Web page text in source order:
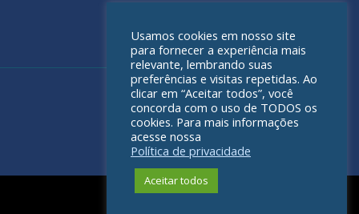
Usamos cookies em nosso site
para fornecer a experiência mais
relevante, lembrando suas
preferências e visitas repetidas. Ao
clicar em “Aceitar todos”, você
concorda com o uso de TODOS os
cookies. Para mais informações
acesse nossa
Política de privacidade
Aceitar todos